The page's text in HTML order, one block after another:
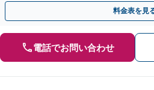
い。
料金表を見
電話でお問い合わせ